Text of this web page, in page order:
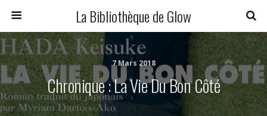
La Bibliothèque de Glow
7 Mars 2018
Chronique : La Vie Du Bon Côté